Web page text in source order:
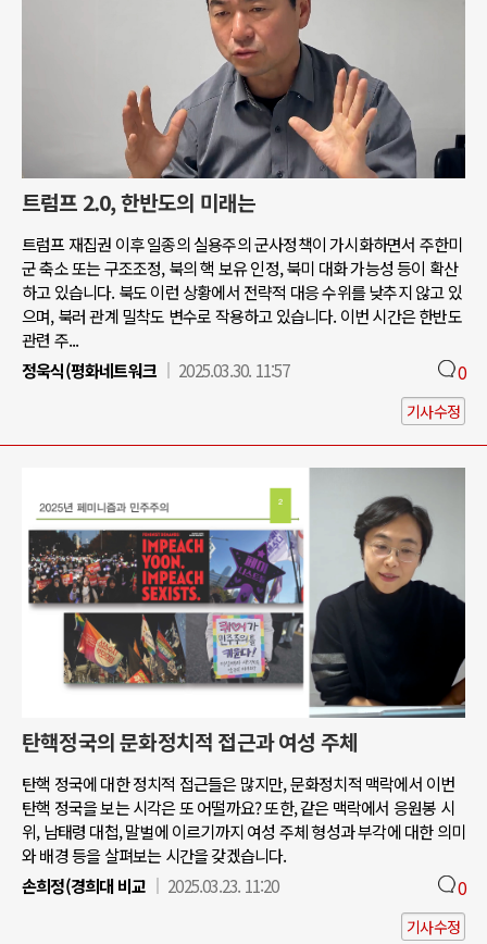
트럼프 2.0, 한반도의 미래는
트럼프 재집권 이후 일종의 실용주의 군사정책이 가시화하면서 주한미
군 축소 또는 구조조정, 북의 핵 보유 인정, 북미 대화 가능성 등이 확산
하고 있습니다. 북도 이런 상황에서 전략적 대응 수위를 낮추지 않고 있
으며, 북러 관계 밀착도 변수로 작용하고 있습니다. 이번 시간은 한반도
관련 주...
정욱식(평화네트워크
2025.03.30. 11:57 0
기사수정
탄핵정국의 문화정치적 접근과 여성 주체
탄핵 정국에 대한 정치적 접근들은 많지만, 문화정치적 맥락에서 이번
탄핵 정국을 보는 시각은 또 어떨까요? 또한, 같은 맥락에서 응원봉 시
위, 남태령 대첩, 말벌에 이르기까지 여성 주체 형성과 부각에 대한 의미
와 배경 등을 살펴보는 시간을 갖겠습니다.
손희정(경희대 비교
2025.03.23. 11:20 0
기사수정